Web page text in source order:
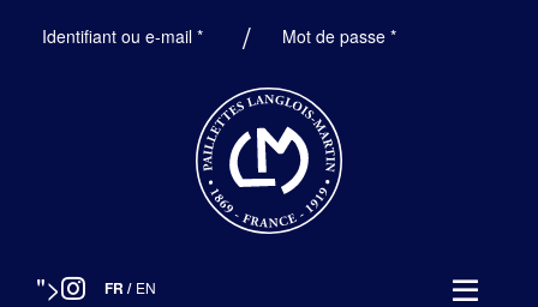
Identifiant ou e-mail *ObligatoireMot de passe*Obligatoire
"> FR / EN